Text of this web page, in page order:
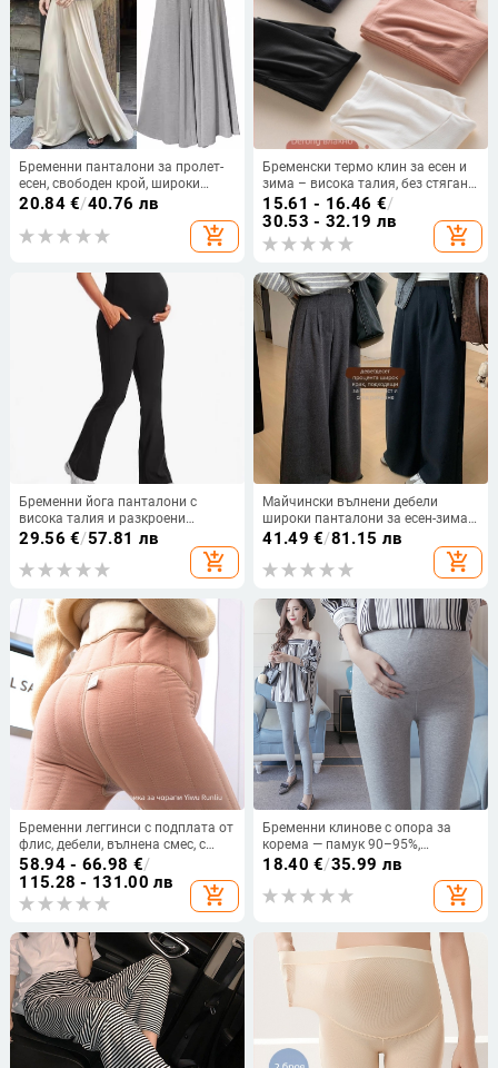
Бременни панталони за пролет-
есен, свободен крой, широки
крачоли с драп, панталони-юбка
с подкрепа за корема, корейски
стил
20.84€/40.76 лв
add_shopping_cart
Бременски термо клин за есен и
зима – висока талия, без стягане
на корема, удобни домашни
клинове за бременни нисък ръст
15.61 - 16.46 €/
30.53 - 32.19 лв
add_shopping_cart
Бременни йога панталони с
висока талия и разкроени
крачоли, подпомагане на корема,
полиестер/спандекс (70–80%
полиестер, <30% спандекс),
29.56 €/57.81 лв
add_shopping_cart
Майчински вълнени дебели
широки панталони за есен-зима с
абдоминална опора
41.49 €/81.15 лв
add_shopping_cart
Бременни леггинси с подплата от
флис, дебели, вълнена смес, с
крачета, подпора за корема
58.94 - 66.98 €/
115.28 - 131.00 лв
add_shopping_cart
Бременни клинове с опора за
корема — памук 90–95%,
спандекс под 30%, средна
плътност, тесен силует, есен 2024
18.40 €/35.99 лв
add_shopping_cart